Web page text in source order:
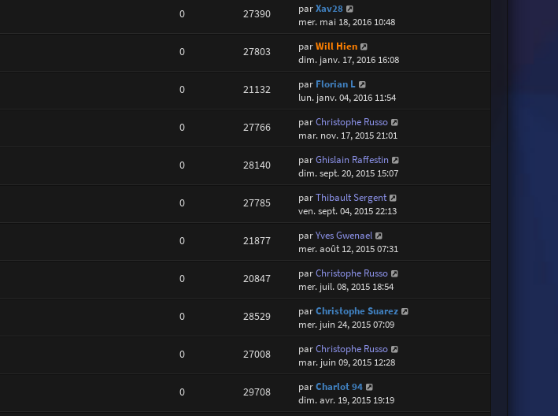
0 27390 parXav28
mer. mai 18, 2016 10:48
0 27803 parWill Hien
dim. janv. 17, 2016 16:08
0 21132 par Florian L
lun. janv. 04, 2016 11:54
0 27766 parChristophe Russo
mar. nov. 17, 2015 21:01
0 28140 parGhislain Raffestin
dim. sept. 20, 2015 15:07
0 27785 parThibault Sergent
ven. sept. 04, 2015 22:13
0 21877 parYves Gwenael
mer. août 12, 2015 07:31
0 20847 parChristophe Russo
mer. juil. 08, 2015 18:54
0 28529 parChristophe Suarez
mer. juin 24, 2015 07:09
0 27008 parChristophe Russo
mar. juin 09, 2015 12:28
0 29708 parCharlot 94
dim. avr. 19, 2015 19:19